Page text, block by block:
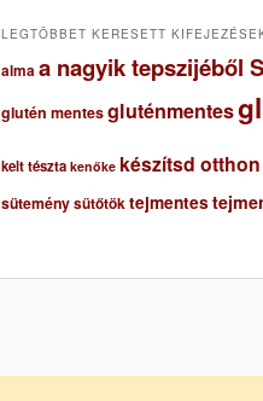
uLEGTÖBBET KERESETT
almaa nagyik tepszijéből
glutén mentesgluténmentes
kelt tészta kenőke készítsd otthon
süteménysütőtöktejmentes